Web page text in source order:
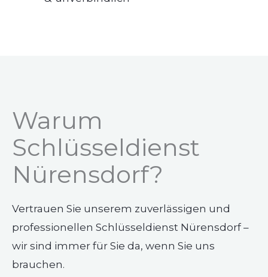
Warum
Schlüsseldienst
Nürensdorf?
Vertrauen Sie unserem zuverlässigen und
professionellen Schlüsseldienst Nürensdorf –
wir sind immer für Sie da, wenn Sie uns
brauchen.